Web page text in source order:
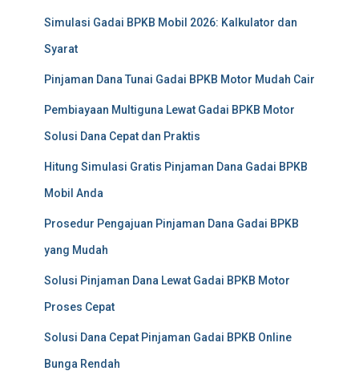
Simulasi Gadai BPKB Mobil 2026: Kalkulator dan
Syarat
Pinjaman Dana Tunai Gadai BPKB Motor Mudah Cair
Pembiayaan Multiguna Lewat Gadai BPKB Motor
Solusi Dana Cepat dan Praktis
Hitung Simulasi Gratis Pinjaman Dana Gadai BPKB
Mobil Anda
Prosedur Pengajuan Pinjaman Dana Gadai BPKB
yang Mudah
Solusi Pinjaman Dana Lewat Gadai BPKB Motor
Proses Cepat
Solusi Dana Cepat Pinjaman Gadai BPKB Online
Bunga Rendah